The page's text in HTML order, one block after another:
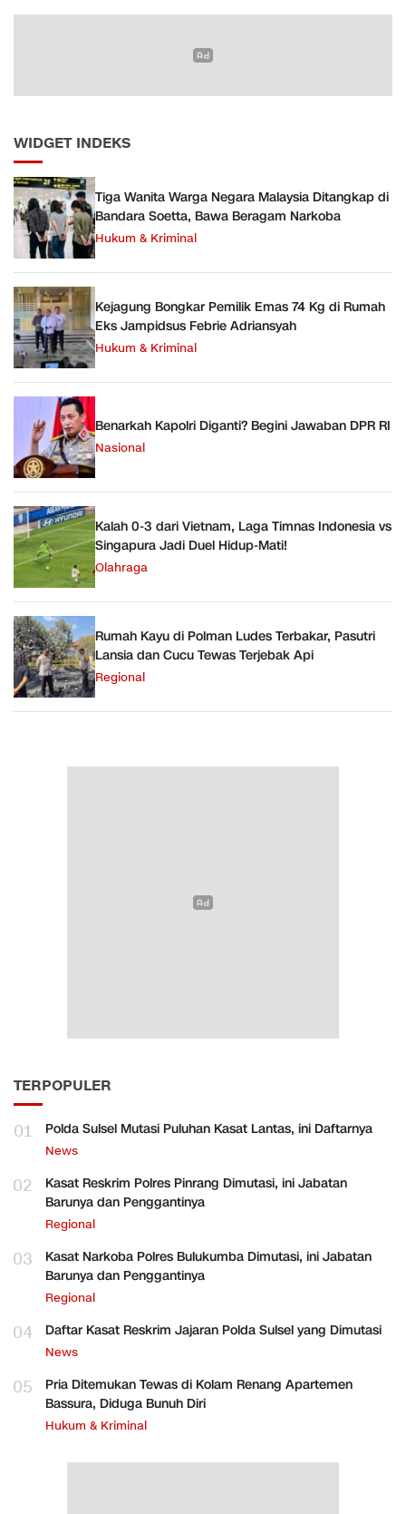
WIDGET INDEKS
Tiga Wanita Warga Negara Malaysia Ditangkap di
Bandara Soetta, Bawa Beragam Narkoba
Hukum & Kriminal
Kejagung Bongkar Pemilik Emas 74 Kg di Rumah
Eks Jampidsus Febrie Adriansyah
Hukum & Kriminal
Benarkah Kapolri Diganti? Begini Jawaban DPR RI
Nasional
Kalah 0-3 dari Vietnam, Laga Timnas Indonesia vs
Singapura Jadi Duel Hidup-Mati!
Olahraga
Rumah Kayu di Polman Ludes Terbakar, Pasutri
Lansia dan Cucu Tewas Terjebak Api
Regional
TERPOPULER
01 Polda Sulsel Mutasi Puluhan Kasat Lantas, ini Daftarnya
News
02
Kasat Reskrim Polres Pinrang Dimutasi, ini Jabatan
Barunya dan Penggantinya
Regional
03
Kasat Narkoba Polres Bulukumba Dimutasi, ini Jabatan
Barunya dan Penggantinya
Regional
04 Daftar Kasat Reskrim Jajaran Polda Sulsel yang Dimutasi
News
05
Pria Ditemukan Tewas di Kolam Renang Apartemen
Bassura, Diduga Bunuh Diri
Hukum & Kriminal